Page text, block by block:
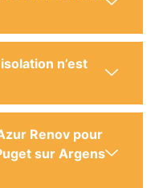
n’est
Renov pour
sur Argens